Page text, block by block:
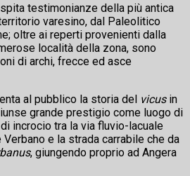
testimonianze della più antica
varesino, dal Paleolitico
oltre ai reperti provenienti dalla
località della zona, sono
di archi, frecce ed asce
al pubblico la storia del vicusin
grande prestigio come luogo di
incrocio tra la via fluvio-lacuale
e la strada carrabile che da
, giungendo proprio ad Angera